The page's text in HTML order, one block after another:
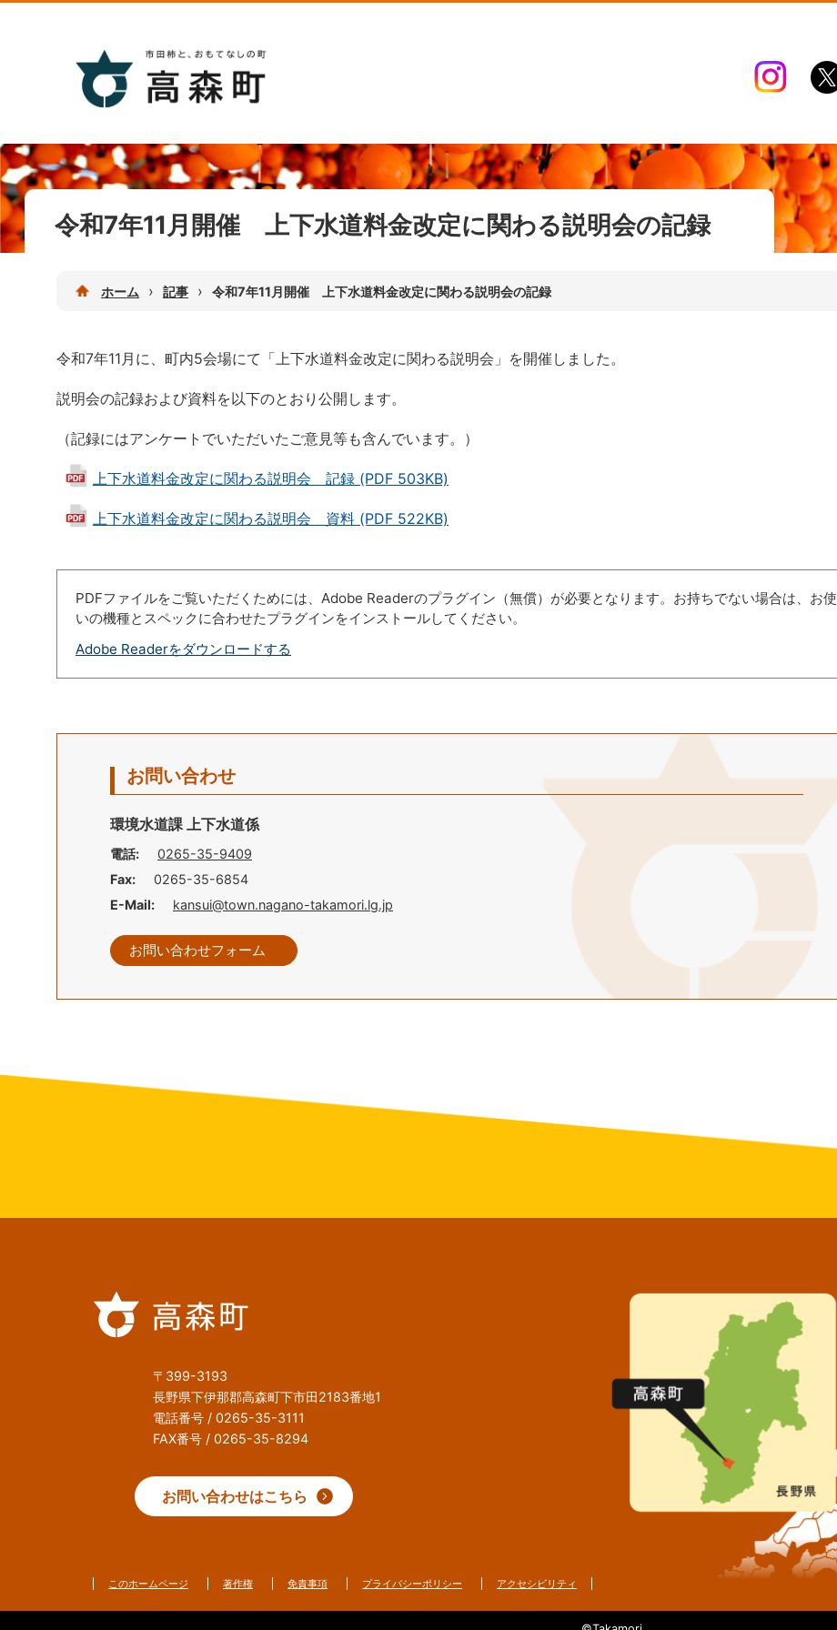
令和7年11月開催 上下水道料金改定に関わる説明会の記録
ホーム › 記事 › 令和7年11月開催 上下水道料金改定に関わる説明会の記録
令和7年11月に、町内5会場にて「上下水道料金改定に関わる説明会」を開催しました。
説明会の記録および資料を以下のとおり公開します。
（記録にはアンケートでいただいたご意見等も含んでいます。）
上下水道料金改定に関わる説明会 記録 (PDF 503KB)
上下水道料金改定に関わる説明会 資料 (PDF 522KB)
PDFファイルをご覧いただくためには、Adobe Readerのプラグイン（無償）が必要となります。お持ちでない場合は、お使
いの機種とスペックに合わせたプラグインをインストールしてください。
Adobe Readerをダウンロードする
お問い合わせ
環境水道課 上下水道係
電話:
0265-35-9409
Fax:
0265-35-6854
E-Mail:
kansui@town.nagano-takamori.lg.jp
お問い合わせフォーム
〒399-3193
長野県下伊那郡高森町下市田2183番地1
電話番号 / 0265-35-3111
FAX番号 / 0265-35-8294
お問い合わせはこちら
このホームページ 著作権 免責事項 プライバシーポリシー アクセシビリティ